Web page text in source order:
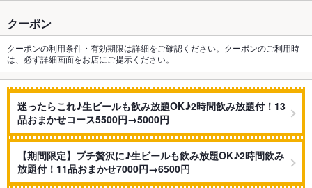
クーポン
クーポンの利用条件・有効期限は詳細をご確認ください。クーポンのご利用時
は、必ず詳細画面をお店にご提示ください。
迷ったらこれ♪生ビールも飲み放題OK♪2時間飲み放題付！13
品おまかせコース5500円→5000円
【期間限定】プチ贅沢に♪生ビールも飲み放題OK♪2時間飲み
放題付！11品おまかせ7000円→6500円